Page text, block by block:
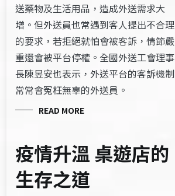
送藥物及生活用品，造成外送需求大
增。但外送員也常遇到客人提出不合理
的要求，若拒絕就怕會被客訴，情節嚴
重還會被平台停權。全國外送工會理事
長陳昱安也表示，外送平台的客訴機制
常常會冤枉無辜的外送員。
READ MORE
疫情升溫 桌遊店的
生存之道